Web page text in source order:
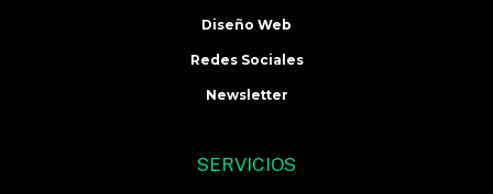
SERVICIOS
Diseño Web
Redes Sociales
Newsletter